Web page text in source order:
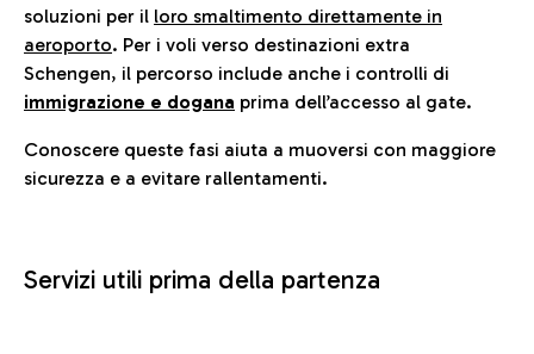
soluzioni per il loro smaltimento direttamente in
aeroporto. Per i voli verso destinazioni extra
Schengen, il percorso include anche i controlli di
immigrazione e dogana prima dell’accesso al gate.
Conoscere queste fasi aiuta a muoversi con maggiore
sicurezza e a evitare rallentamenti.
Servizi utili prima della partenza